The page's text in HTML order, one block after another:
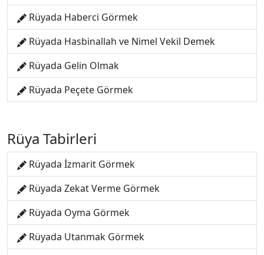
Rüyada Haberci Görmek
Rüyada Hasbinallah ve Nimel Vekil Demek
Rüyada Gelin Olmak
Rüyada Peçete Görmek
Rüya Tabirleri
Rüyada İzmarit Görmek
Rüyada Zekat Verme Görmek
Rüyada Oyma Görmek
Rüyada Utanmak Görmek